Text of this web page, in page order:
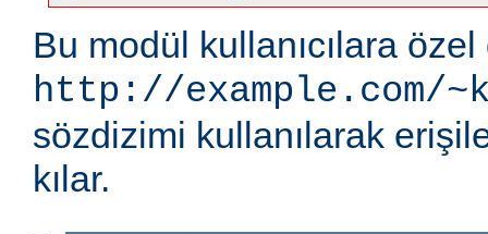
Bu modül kullanıcılara
http://example.com/
sözdizimi kullanılarak
kılar.